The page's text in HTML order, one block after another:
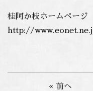
桂阿か枝ホームページ
http://
« 前へ